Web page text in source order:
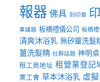
報器 佛具 刻印章
事議題 板橋禮儀公司 板橋
清爽沐浴乳 無矽靈洗髮
薑洗髮精 社群話題 神明桌
租工商地址 租營業登記
業工會 草本沐浴乳 虛